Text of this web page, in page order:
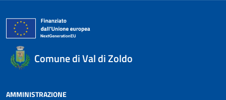
Comune di Val di Zoldo
AMMINISTRAZIONE